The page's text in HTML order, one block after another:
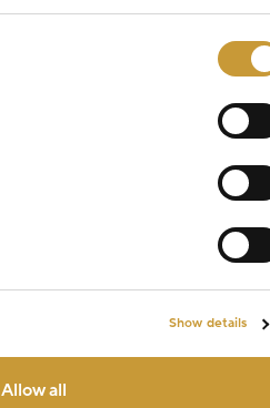
Show details
Allow all